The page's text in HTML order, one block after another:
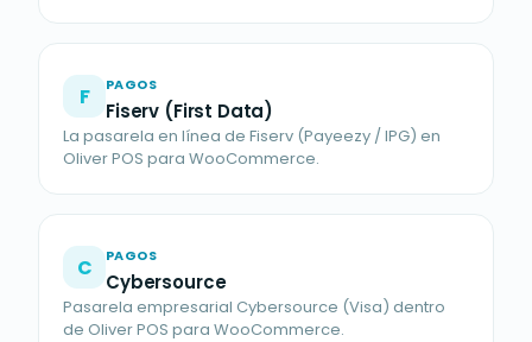
F PAGOS
Fiserv (First Data)
La pasarela en línea de Fiserv (Payeezy / IPG) en
Oliver POS para WooCommerce.
C PAGOS
Cybersource
Pasarela empresarial Cybersource (Visa) dentro
de Oliver POS para WooCommerce.